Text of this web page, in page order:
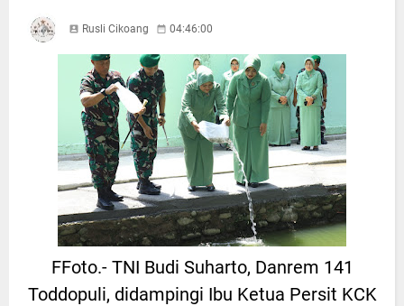
Rusli Cikoang 04:46:00
FFoto.- TNI Budi Suharto, Danrem 141
Toddopuli, didampingi Ibu Ketua Persit KCK